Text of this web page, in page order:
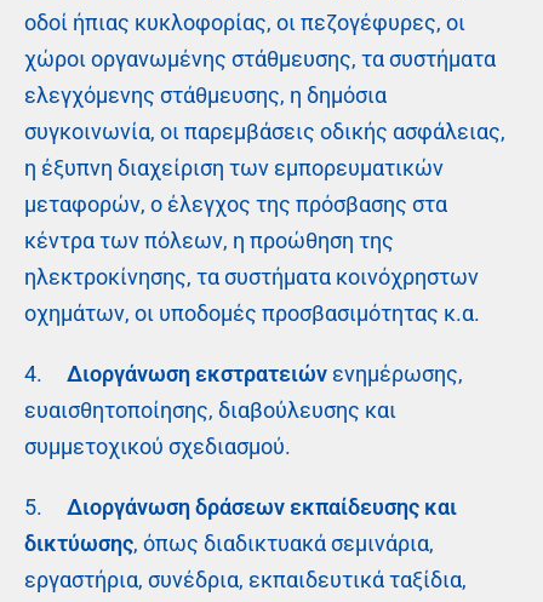
οδοί ήπιας κυκλοφορίας, οι πεζογέφυρες, οι
χώροι οργανωμένης στάθμευσης, τα συστήματα
ελεγχόμενης στάθμευσης, η δημόσια
συγκοινωνία, οι παρεμβάσεις οδικής ασφάλειας,
η έξυπνη διαχείριση των εμπορευματικών
μεταφορών, ο έλεγχος της πρόσβασης στα
κέντρα των πόλεων, η προώθηση της
ηλεκτροκίνησης, τα συστήματα κοινόχρηστων
οχημάτων, οι υποδομές προσβασιμότητας κ.α.
4. Διοργάνωση εκστρατειών ενημέρωσης,
ευαισθητοποίησης, διαβούλευσης και
συμμετοχικού σχεδιασμού.
5. Διοργάνωση δράσεων εκπαίδευσης και
δικτύωσης, όπως διαδικτυακά σεμινάρια,
εργαστήρια, συνέδρια, εκπαιδευτικά ταξίδια,